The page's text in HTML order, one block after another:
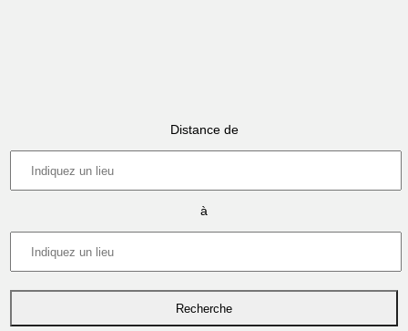
Distance de
à